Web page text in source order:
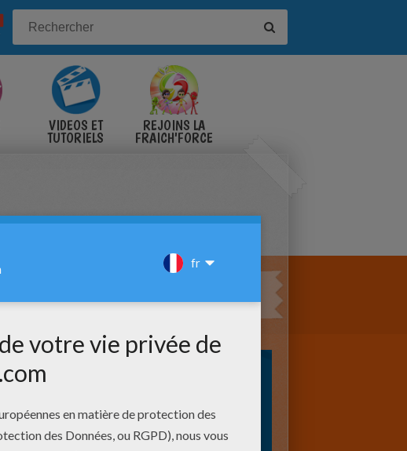
VIDÉOS ET
TUTORIELS
REJOINS LA
FRAICH'FORCE